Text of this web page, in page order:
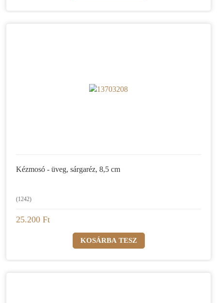
Kézmosó - üveg, sárgaréz, 8,5 cm
(1242)
25.200 Ft